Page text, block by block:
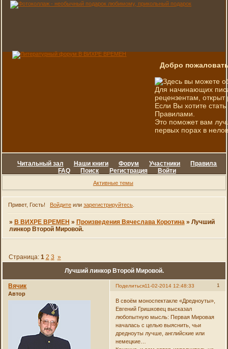
Добро
Здесь вы можете
Для начинающих
рецензентам, открыт
Если Вы хотите
Правилами.
Это поможет вам
первых порах в
Читальный зал Наши книги Форум Участники
Правила
FAQ
Поиск Регистрация Войти
Активные темы
Привет, Гость! Войдитеили зарегистрируйтесь.
» В ВИХРЕ ВРЕМЕН » Произведения Вячеслава Коротина » Лучший
линкор Второй Мировой.
Лучший линкор Второй Мировой.
Страница: 1 2 3 »
Поделиться 1
11-02-2014 12:48:33
Вячик
Автор
В своём моноспектакле «Дредноуты»,
Евгений Гришковец высказал
любопытную мысль: Первая Мировая
началась с целью выяснить, чьи
дредноуты лучше, английские или
немецкие…